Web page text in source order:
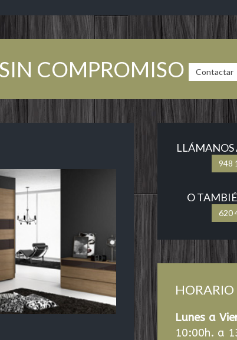
COMPROMISO Contactar
LLÁMANOS
948
O
620
HORARIO
Lunes a
10:00h. a